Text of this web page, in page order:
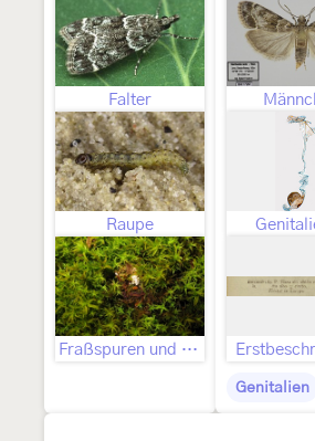
Falter
Raupe
Fraßspuren und Befallsbild
Genitalien